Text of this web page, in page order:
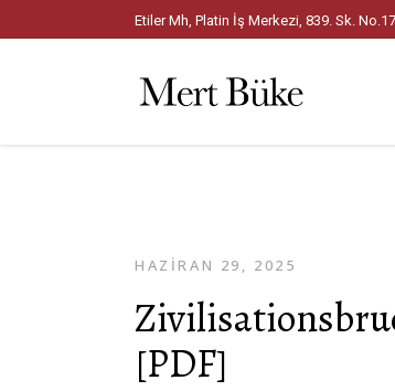
Etiler Mh, Platin İş Merkezi, 839. Sk.
HAZIRAN 29, 2025
[PDF]